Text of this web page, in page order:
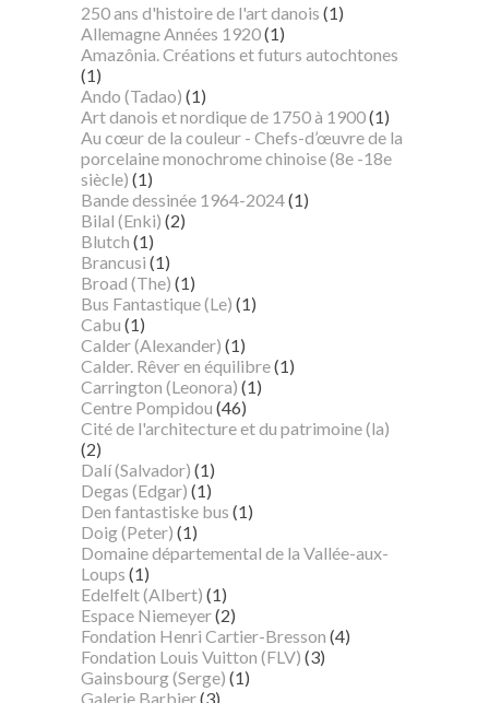
250 ans d'histoire de l'art danois (1)
Allemagne Années 1920(1)
Amazônia. Créations et futurs autochtones
(1)
Ando (Tadao) (1)
Art danois et nordique de 1750 à 1900(1)
Au cœur de la couleur - Chefs-d’œuvre de la
porcelaine monochrome chinoise (8e -18e
siècle) (1)
Bande dessinée 1964-2024(1)
Bilal (Enki) (2)
Blutch (1)
Brancusi (1)
Broad (The) (1)
Bus Fantastique (Le) (1)
Cabu (1)
Calder (Alexander) (1)
Calder. Rêver en équilibre(1)
Carrington (Leonora) (1)
Centre Pompidou (46)
Cité de l'architecture et du patrimoine (la)
(2)
Dalí (Salvador) (1)
Degas (Edgar) (1)
Den fantastiske bus (1)
Doig (Peter) (1)
Domaine départemental de la Vallée-aux-
Loups (1)
Edelfelt (Albert) (1)
Espace Niemeyer(2)
Fondation Henri Cartier-Bresson (4)
Fondation Louis Vuitton (FLV) (3)
Gainsbourg (Serge) (1)
Galerie Barbier(3)